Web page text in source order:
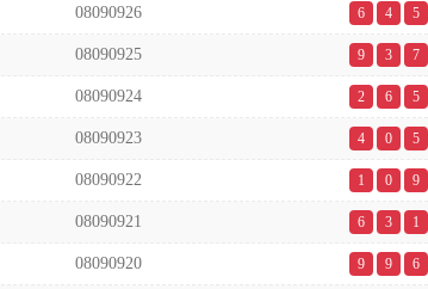
08090926 6 4 5
08090925 9 3 7
08090924 2 6 5
08090923 4 0 5
08090922 1 0 9
08090921 6 3 1
08090920 9 9 6